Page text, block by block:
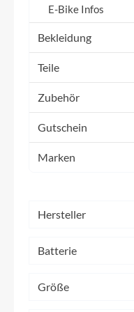
MonkeyLink
Ortlieb
Profile Design
E-Bike Infos
Bekleidung
Teile
Zubehör
Gutschein
Marken
Hersteller
Batterie
Größe